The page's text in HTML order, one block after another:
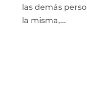
las demás
la misma,...